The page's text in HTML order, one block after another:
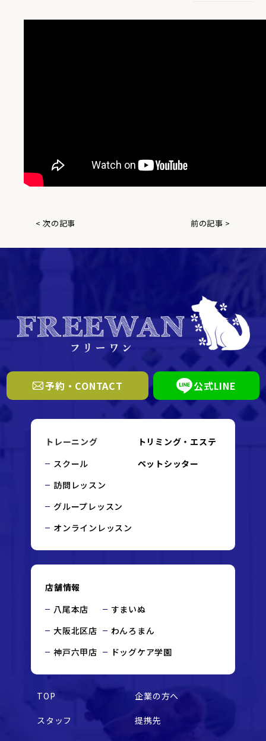
< 次の記事 前の記事 >
予約・CONTACT 公式LINE
トレーニング
スクール
訪問レッスン
グループレッスン
オンラインレッスン
トリミング・エステ
ペットシッター
店舗情報
八尾本店
大阪北区店
神戸六甲店
すまいぬ
わんろまん
ドッグケア学園
TOP 企業の方へ
スタッフ 提携先